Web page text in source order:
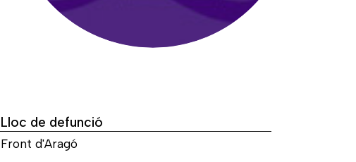
Lloc de defunció
Front d'Aragó